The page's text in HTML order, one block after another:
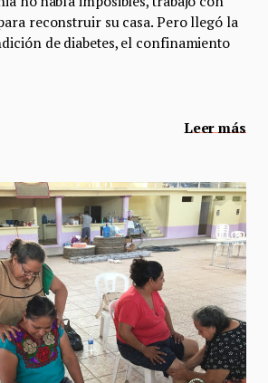
reconstruir su casa. Pero llegó la
de diabetes, el confinamiento
Leer más